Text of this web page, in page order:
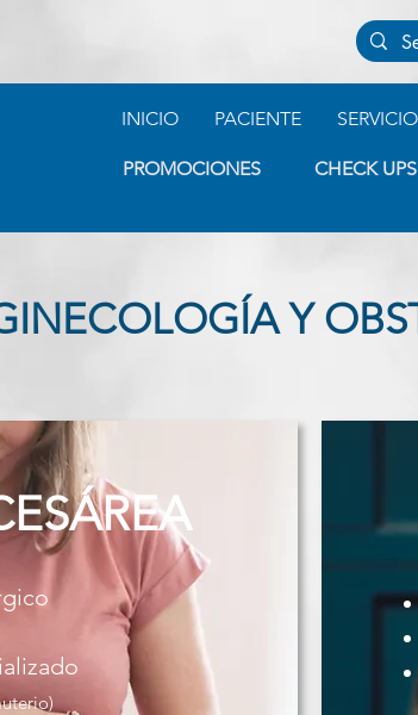
INICIO PACIENTE
PROMOCIONES CHECK UPS
Y